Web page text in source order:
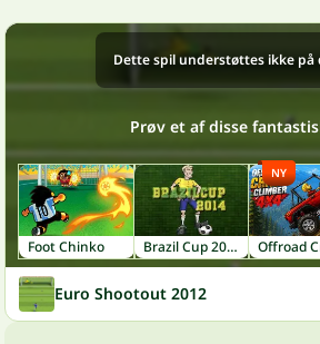
Dette spil understøttes ikke på
Prøv et af disse
Foot Chinko Brazil Cup 2014
NY
Euro Shootout 2012